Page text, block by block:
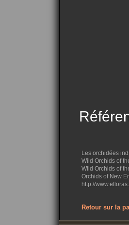
Les orchidées
Wild Orchids of
Wild Orchids of
Orchids of New
http://
Retour sur la